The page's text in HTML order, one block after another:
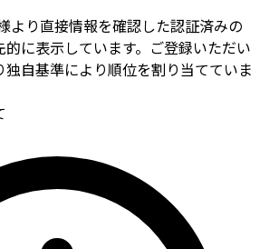
より直接情報を確認した認証済みの
に表示しています。ご登録いただい
自基準により順位を割り当てていま